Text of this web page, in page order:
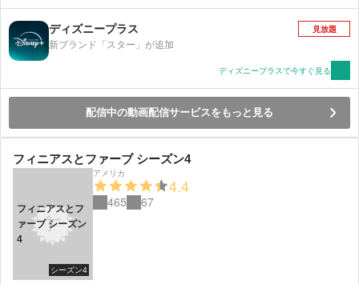
ディズニープラス
新ブランド「スター」が追加
見放題
ディズニープラスで今すぐ見る
配信中の動画配信サービスをもっと見る
フィニアスとファーブ シーズン4
シーズン4
フィニアスとフ
ァーブ シーズン
4
アメリカ
4.4
465 67